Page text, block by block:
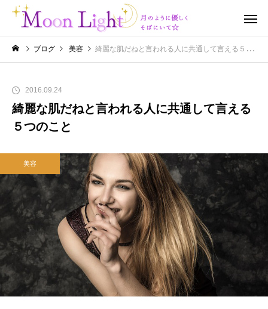
ブログ 美容 綺麗な肌だねと言われる人に共通して言える５つのこと
2016.09.24
綺麗な肌だねと言われる人に共通して言える
５つのこと
美容